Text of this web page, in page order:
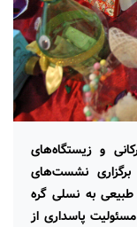
و زیستگاه‌های
برگزاری نشست‌های
به نسلی گره
پاسداری از